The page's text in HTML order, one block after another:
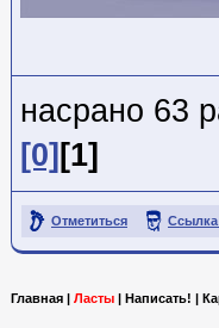
насрано 63
[0] [1]
Отметиться Ссылка
Главная | Ласты | Написать! |